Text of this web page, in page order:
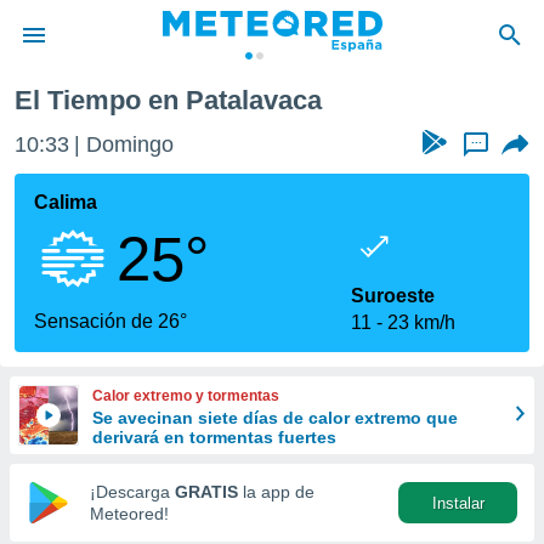
de
por
que se
calidad.
a este
las
y
forma
digital
basada
El Tiempo en Patalavaca
10:33 Domingo ...
Calima
25°
Sensación de 26°
Suroeste
11
23 km/h
Calor extremo y tormentas
Se avecinan siete días de calor extremo que
derivará en tormentas fuertes
¡Descarga GRATIS la app de
Meteored!
Instalar